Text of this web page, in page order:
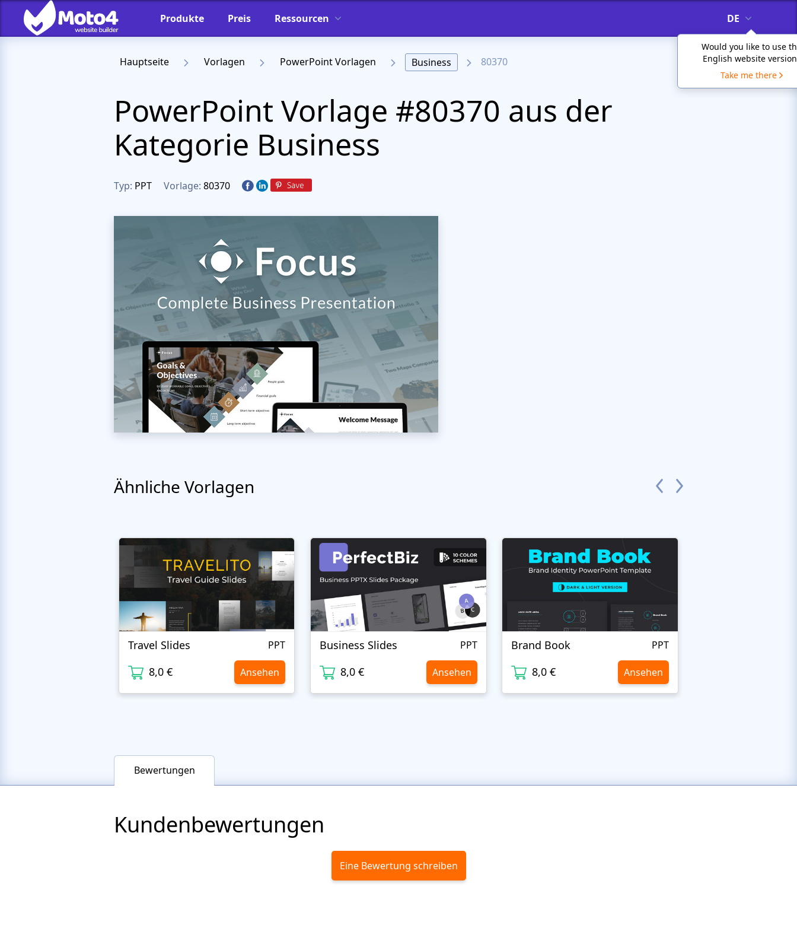
Produkte Preis Ressourcen DE
Would you like to use
English website
Take me there
Hauptseite Vorlagen PowerPoint Vorlagen Business 80370
PowerPoint Vorlage #80370 aus der
Kategorie Business
Typ: PPT Vorlage: 80370
Ähnliche Vorlagen
Travel Slides PPT
8,0 € Ansehen
Business Slides PPT
8,0 € Ansehen
Brand Book PPT
8,0 € Ansehen
Bewertungen
Kundenbewertungen
Eine Bewertung schreiben